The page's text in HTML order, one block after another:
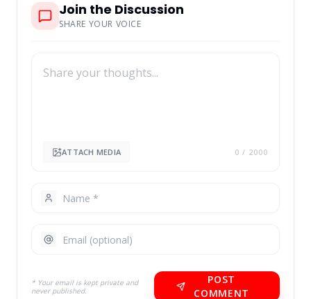
Join the Discussion
SHARE YOUR VOICE
ATTACH MEDIA 0 / 2000
* Your email is kept private and
never published.
POST
COMMENT